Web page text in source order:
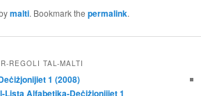
malti. Bookmark the permalink.
REGOLI TAL-MALTI
1 (2008)
Lista Alfabetika-Deċiżjonijiet 1